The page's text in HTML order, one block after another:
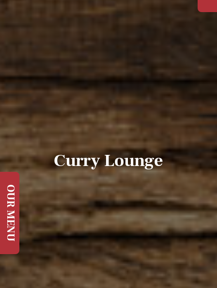
Curry Lounge
OUR MENU